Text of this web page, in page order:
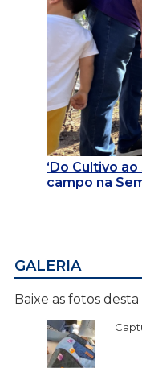
‘Do Cultivo
campo na
GALERIA
Baixe as fotos